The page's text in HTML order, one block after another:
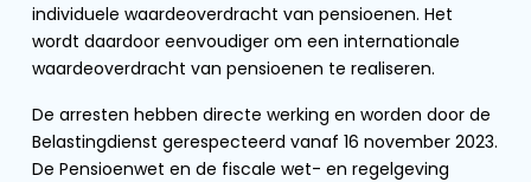
individuele waardeoverdracht van pensioenen. Het
wordt daardoor eenvoudiger om een internationale
waardeoverdracht van pensioenen te realiseren.
De arresten hebben directe werking en worden door de
Belastingdienst gerespecteerd vanaf 16 november 2023.
De Pensioenwet en de fiscale wet- en regelgeving